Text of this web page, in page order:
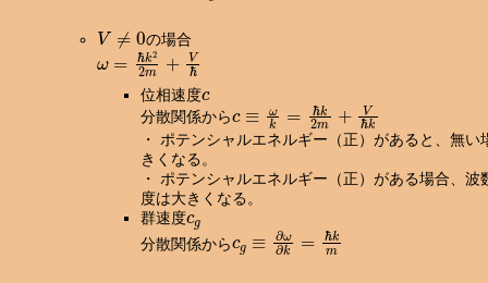
V≠ 0 の場合
=ℏ k22 m+Vℏ
位相速度c
分散関係から k= 2m V ℏk
・ ポテンシャルエネルギー（正）があると、無
きくなる。
・ ポテンシャルエネルギー（正）がある場合、
度は大きくなる。
群速度cg
分散関係から ω∂ km